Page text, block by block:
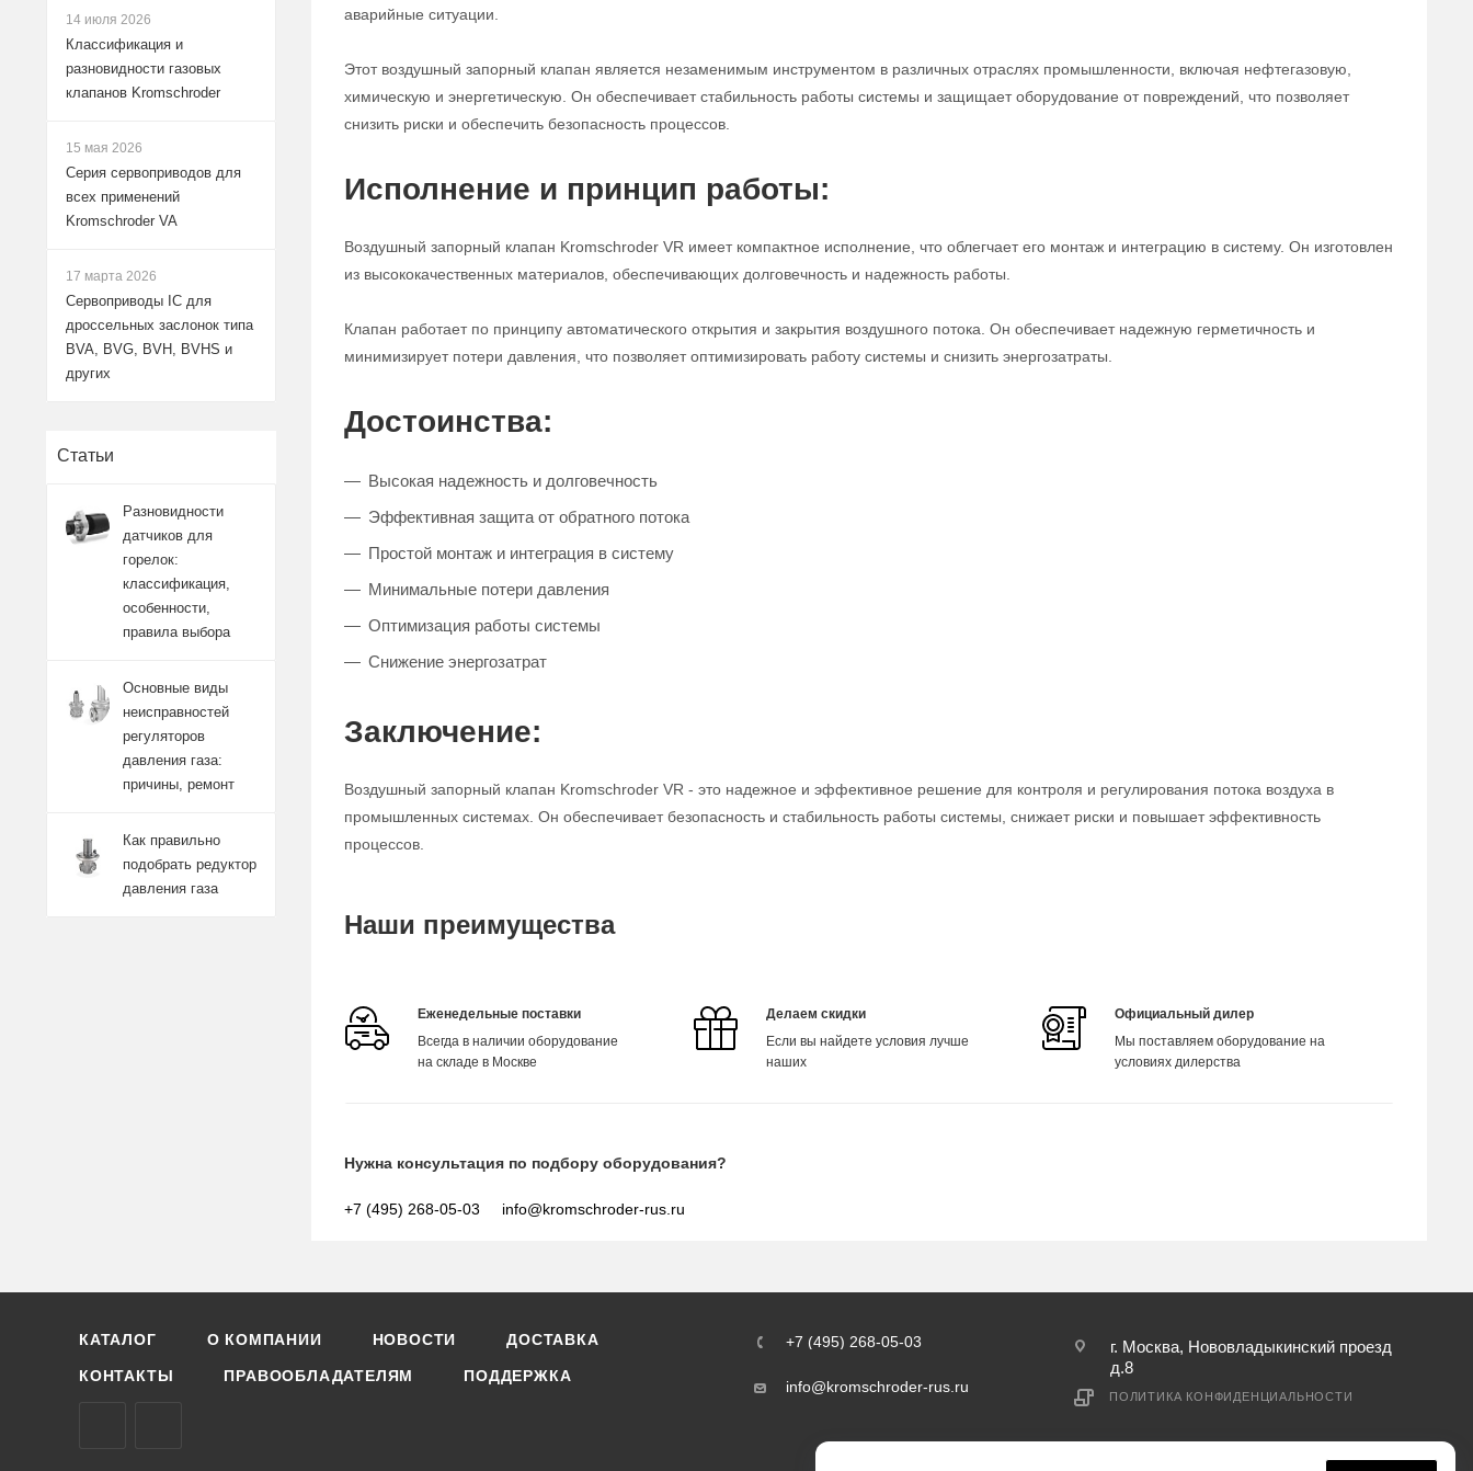
аварийные ситуации.
Этот воздушный запорный клапан является незаменимым инструментом в различных отраслях промышленности, включая нефтегазовую,
химическую и энергетическую. Он обеспечивает стабильность работы системы и защищает оборудование от повреждений, что позволяет
снизить риски и обеспечить безопасность процессов.
Исполнение и принцип работы:
Воздушный запорный клапан Kromschroder VR имеет компактное исполнение, что облегчает его монтаж и интеграцию в систему. Он изготовлен
из высококачественных материалов, обеспечивающих долговечность и надежность работы.
Клапан работает по принципу автоматического открытия и закрытия воздушного потока. Он обеспечивает надежную герметичность и
минимизирует потери давления, что позволяет оптимизировать работу системы и снизить энергозатраты.
Достоинства:
Высокая надежность и долговечность
Эффективная защита от обратного потока
Простой монтаж и интеграция в систему
Минимальные потери давления
Оптимизация работы системы
Снижение энергозатрат
Заключение:
Воздушный запорный клапан Kromschroder VR - это надежное и эффективное решение для контроля и регулирования потока воздуха в
промышленных системах. Он обеспечивает безопасность и стабильность работы системы, снижает риски и повышает эффективность
процессов.
Наши преимущества
Еженедельные поставки
Всегда в наличии оборудование
на складе в Москве
Делаем скидки
Если вы найдете условия лучше
наших
Официальный дилер
Мы поставляем оборудование на
условиях дилерства
Нужна консультация по подбору оборудования?
+7 (495) 268-05-03 info@kromschroder-rus.ru
14 июля 2026
Классификация и
разновидности газовых
клапанов Kromschroder
15 мая 2026
Серия сервоприводов для
всех применений
Kromschroder VA
17 марта 2026
Сервоприводы IC для
дроссельных заслонок типа
BVA, BVG, BVH, BVHS и
других
Статьи
Разновидности
датчиков для
горелок:
классификация,
особенности,
правила выбора
Основные виды
неисправностей
регуляторов
давления газа:
причины, ремонт
Как правильно
подобрать редуктор
давления газа
КАТАЛОГ О КОМПАНИИ НОВОСТИ ДОСТАВКА
КОНТАКТЫ ПРАВООБЛАДАТЕЛЯМ ПОДДЕРЖКА
+7 (495) 268-05-03
info@kromschroder-rus.ru
г. Москва, Нововладыкинский проезд
д.8
ПОЛИТИКА КОНФИДЕНЦИАЛЬНОСТИ